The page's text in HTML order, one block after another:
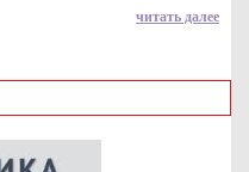
читать далее